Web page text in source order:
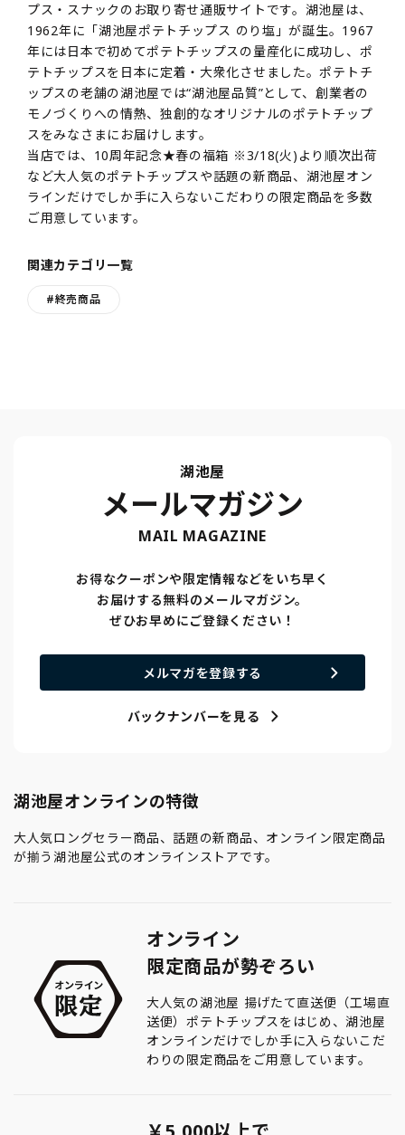
プス・スナックのお取り寄せ通販サイトです。湖池屋は、
1962年に「湖池屋ポテトチップス のり塩」が誕生。1967
年には日本で初めてポテトチップスの量産化に成功し、ポ
テトチップスを日本に定着・大衆化させました。ポテトチ
ップスの老舗の湖池屋では“湖池屋品質”として、創業者の
モノづくりへの情熱、独創的なオリジナルのポテトチップ
スをみなさまにお届けします。
当店では、10周年記念★春の福箱 ※3/18(火)より順次出荷
など大人気のポテトチップスや話題の新商品、湖池屋オン
ラインだけでしか手に入らないこだわりの限定商品を多数
ご用意しています。
関連カテゴリ一覧
#終売商品
湖池屋
メールマガジン
MAIL MAGAZINE
お得なクーポンや限定情報などをいち早く
お届けする無料のメールマガジン。
ぜひお早めにご登録ください！
メルマガを登録する
バックナンバーを見る
湖池屋オンラインの特徴
大人気ロングセラー商品、話題の新商品、オンライン限定商品
が揃う湖池屋公式のオンラインストアです。
オンライン
限定商品が勢ぞろい
大人気の湖池屋 揚げたて直送便（工場直
送便）ポテトチップスをはじめ、湖池屋
オンラインだけでしか手に入らないこだ
わりの限定商品をご用意しています。